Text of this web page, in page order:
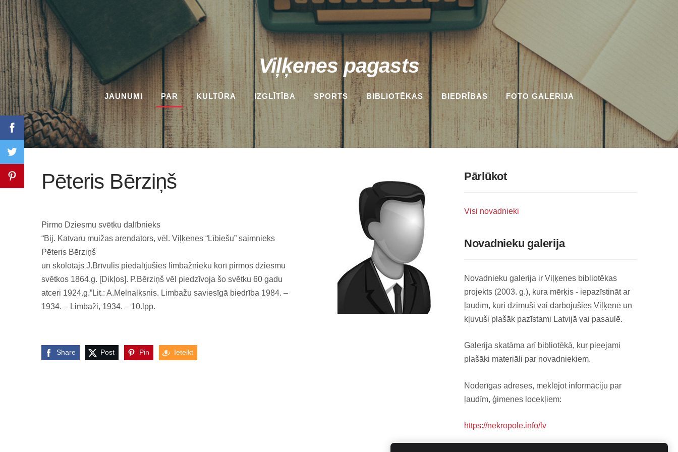
Viļķenes pagasts
JAUNUMI PAR KULTŪRA IZGLĪTĪBA SPORTS BIBLIOTĒKAS BIEDRĪBAS FOTO GALERIJA
Pārlūkot
Visi novadnieki
Novadnieku galerija
Novadnieku galerija ir Viļķenes bibliotēkas
projekts (2003. g.), kura mērķis - iepazīstināt ar
ļaudīm, kuri dzimuši vai darbojušies Viļķenē un
kļuvuši plašāk pazīstami Latvijā vai pasaulē.
Galerija skatāma arī bibliotēkā, kur pieejami
plašāki materiāli par novadniekiem.
Noderīgas adreses, meklējot informāciju par
ļaudīm, ģimenes locekļiem:
https://nekropole.info/lv
Pēteris Bērziņš
Pirmo Dziesmu svētku dalībnieks
“Bij. Katvaru muižas arendators, vēl. Viļķenes “Lībiešu” saimnieks
Pēteris Bērziņš
un skolotājs J.Brīvulis piedalījušies limbažnieku korī pirmos dziesmu
svētkos 1864.g. [Dikļos]. P.Bērziņš vēl piedzīvoja šo svētku 60 gadu
atceri 1924.g.”Lit.: A.Melnalksnis. Limbažu saviesīgā biedrība 1984. –
1934. – Limbaži, 1934. – 10.lpp.
Share Post Pin Ieteikt